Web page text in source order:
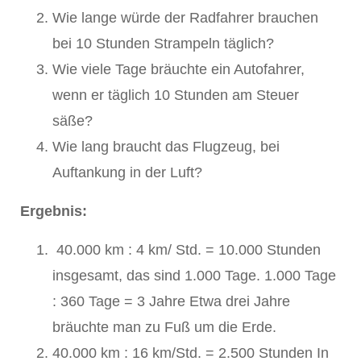
Wie lange würde der Radfahrer brauchen
bei 10 Stunden Strampeln täglich?
Wie viele Tage bräuchte ein Autofahrer,
wenn er täglich 10 Stunden am Steuer
säße?
Wie lang braucht das Flugzeug, bei
Auftankung in der Luft?
Ergebnis:
40.000 km : 4 km/ Std. = 10.000 Stunden
insgesamt, das sind 1.000 Tage. 1.000 Tage
: 360 Tage = 3 Jahre Etwa drei Jahre
bräuchte man zu Fuß um die Erde.
40.000 km : 16 km/Std. = 2.500 Stunden In